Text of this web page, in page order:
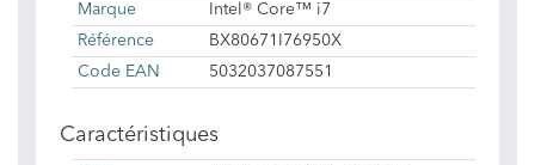
Marque
Intel® Core™ i7
Référence
BX80671I76950X
Code EAN
5032037087551
Caractéristiques